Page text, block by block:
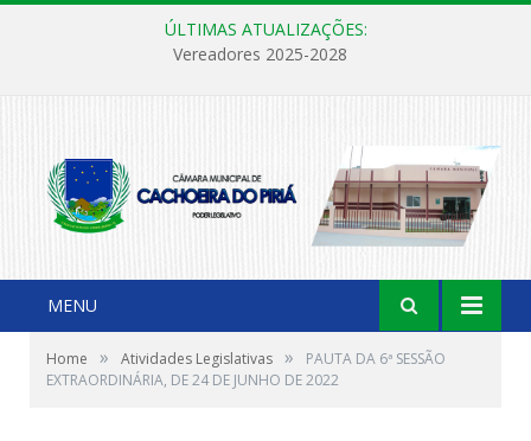
ÚLTIMAS ATUALIZAÇÕES:
Vereadores 2025-2028
MENU
Home » Atividades Legislativas »
PAUTA DA 6ª SESSÃO
EXTRAORDINÁRIA, DE 24 DE JUNHO DE 2022